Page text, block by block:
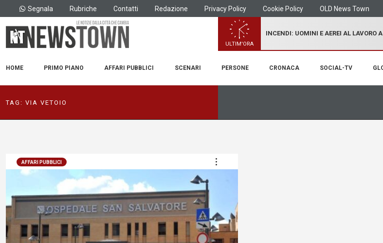
Segnala Rubriche Contatti Redazione Privacy Policy Cookie Policy OLD News Town
ULTIM'ORA
INCENDI: UOMINI E AEREI AL LAVORO
HOME PRIMO PIANO AFFARI PUBBLICI SCENARI PERSONE CRONACA SOCIAL-TV
TAG: VIA VETOIO
AFFARI PUBBLICI